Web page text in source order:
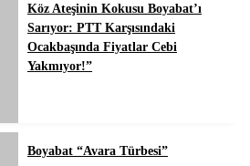
Köz Ateşinin Kokusu Boyabat’ı
Sarıyor: PTT Karşısındaki
Ocakbaşında Fiyatlar Cebi
Yakmıyor!”
Boyabat “Avara Türbesi”